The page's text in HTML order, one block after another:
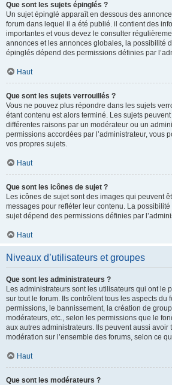
Que sont les sujets épinglés ?
Un sujet épinglé apparaît en dessous des
forum dans lequel il a été publié. il contient des
importantes et vous devez le consulter
annonces et les annonces globales, la possibilité
épinglés dépend des permissions définies par
Haut
Que sont les sujets verrouillés ?
Vous ne pouvez plus répondre dans les sujets
étant contenu est alors terminé. Les sujets
différentes raisons par un modérateur ou un
permissions accordées par l’administrateur, vous
vos propres sujets.
Haut
Que sont les icônes de sujet ?
Les icônes de sujet sont des images qui peuvent
messages pour refléter leur contenu. La possibilité
sujet dépend des permissions définies par
Haut
Niveaux d’utilisateurs et groupes
Que sont les administrateurs ?
Les administrateurs sont les utilisateurs qui ont le
sur tout le forum. Ils contrôlent tous les aspects du
permissions, le bannissement, la création de
modérateurs, etc., selon les permissions que le
aux autres administrateurs. Ils peuvent aussi avoir
modération sur l’ensemble des forums, selon ce
Haut
Que sont les modérateurs ?